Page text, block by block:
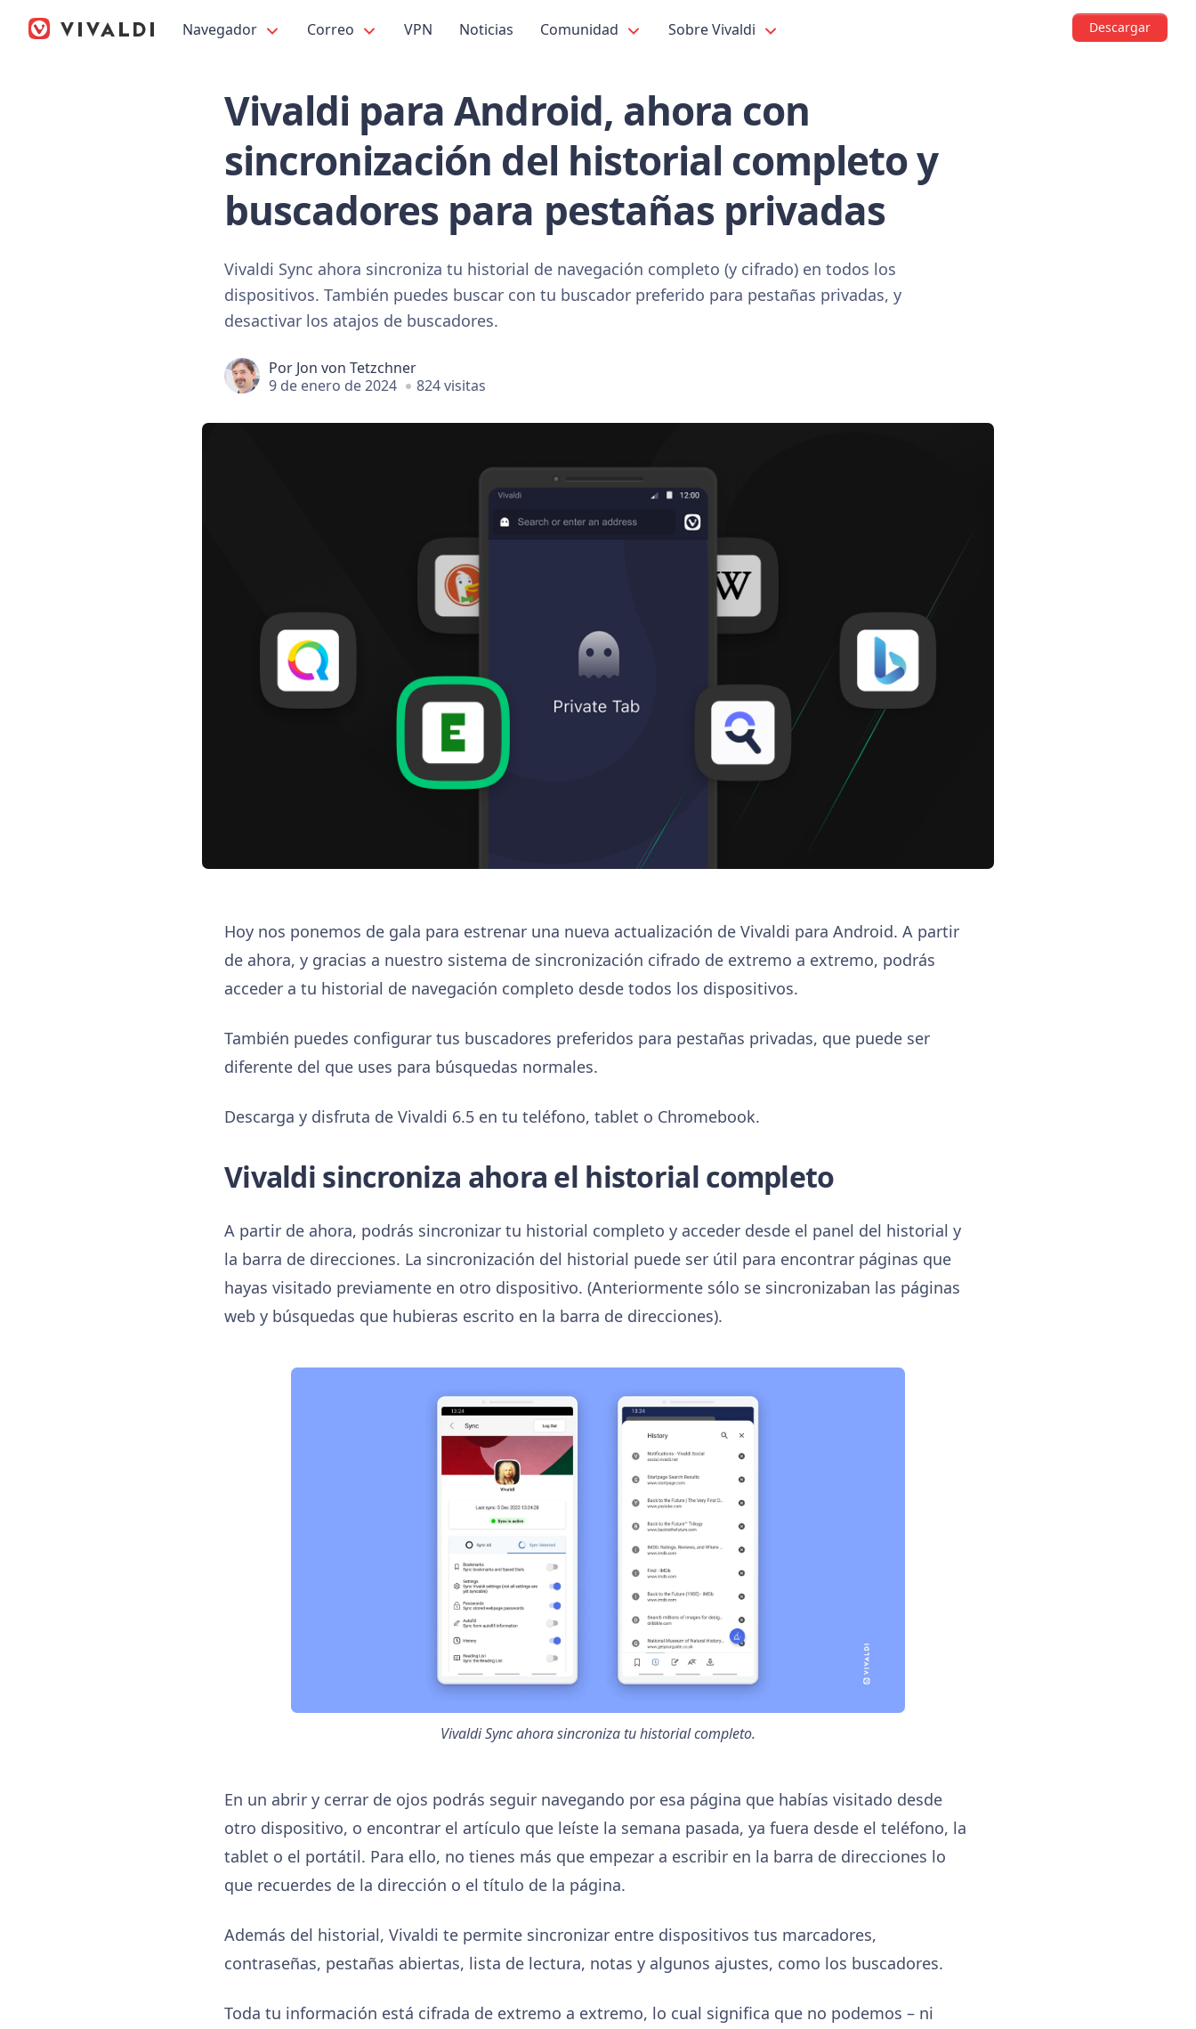
Navegador Correo VPN Noticias Comunidad Sobre Vivaldi Descargar
Vivaldi para Android, ahora con
sincronización del historial completo y
buscadores para pestañas privadas
Vivaldi Sync ahora sincroniza tu historial de navegación completo (y cifrado) en todos los
dispositivos. También puedes buscar con tu buscador preferido para pestañas privadas, y
desactivar los atajos de buscadores.
Por Jon von Tetzchner
9 de enero de 2024
824 visitas
Hoy nos ponemos de gala para estrenar una nueva actualización de Vivaldi para Android. A partir
de ahora, y gracias a nuestro sistema de sincronización cifrado de extremo a extremo, podrás
acceder a tu historial de navegación completo desde todos los dispositivos.
También puedes configurar tus buscadores preferidos para pestañas privadas, que puede ser
diferente del que uses para búsquedas normales.
Descarga y disfruta de Vivaldi 6.5 en tu teléfono, tablet o Chromebook.
Vivaldi sincroniza ahora el historial completo
A partir de ahora, podrás sincronizar tu historial completo y acceder desde el panel del historial y
la barra de direcciones. La sincronización del historial puede ser útil para encontrar páginas que
hayas visitado previamente en otro dispositivo. (Anteriormente sólo se sincronizaban las páginas
web y búsquedas que hubieras escrito en la barra de direcciones).
Vivaldi Sync ahora sincroniza tu historial completo.
En un abrir y cerrar de ojos podrás seguir navegando por esa página que habías visitado desde
otro dispositivo, o encontrar el artículo que leíste la semana pasada, ya fuera desde el teléfono, la
tablet o el portátil. Para ello, no tienes más que empezar a escribir en la barra de direcciones lo
que recuerdes de la dirección o el título de la página.
Además del historial, Vivaldi te permite sincronizar entre dispositivos tus marcadores,
contraseñas, pestañas abiertas, lista de lectura, notas y algunos ajustes, como los buscadores.
Toda tu información está cifrada de extremo a extremo, lo cual significa que no podemos – ni